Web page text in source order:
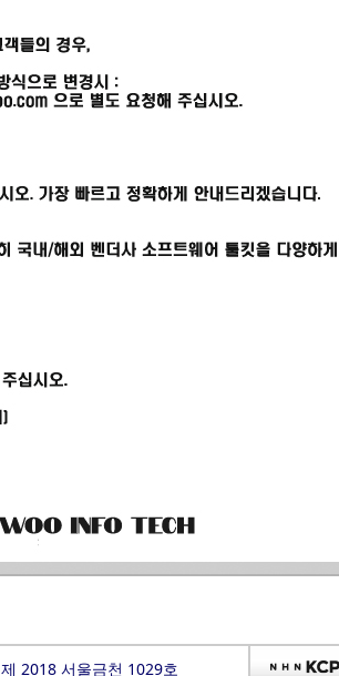
제 2018 서울금천 1029호